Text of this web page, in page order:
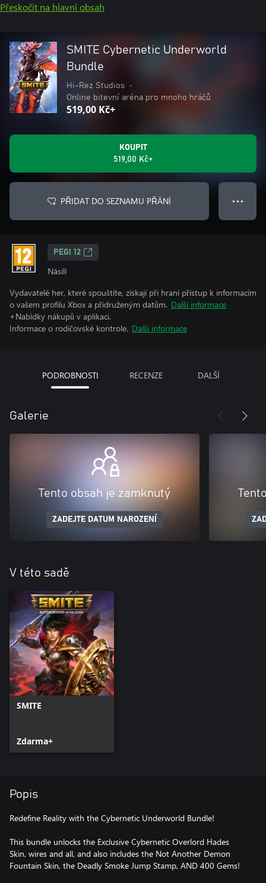
Přeskočit na hlavní obsah
SMITE Cybernetic Underworld
Bundle
Hi-Rez Studios
•
Online bitevní aréna pro mnoho hráčů
519,00 Kč+
KOUPIT
519,00 Kč+
PŘIDAT DO SEZNAMU PŘÁNÍ ● ● ●
PEGI 12
Násilí
Vydavatelé her, které spouštíte, získají při hraní přístup k informacím
o vašem profilu Xbox a přidruženým datům. Další informace
+Nabídky nákupů v aplikaci.
Informace o rodičovské kontrole. Další informace
PODROBNOSTI RECENZE DALŠÍ
Galerie
Tento obsah je zamknutý
ZADEJTE DATUM NAROZENÍ
V této sadě
SMITE
Zdarma+
Popis
Redefine Reality with the Cybernetic Underworld Bundle!
This bundle unlocks the Exclusive Cybernetic Overlord Hades
Skin, wires and all, and also includes the Not Another Demon
Fountain Skin, the Deadly Smoke Jump Stamp, AND 400 Gems!